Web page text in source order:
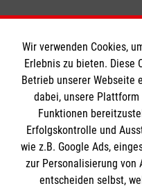
Informationen
Impressum
Datenschutz
Kontakt
Die Malteser
Wir verwenden Cookies,
Erlebnis zu bieten. Diese
Betrieb unserer Webseite
dabei, unsere
Funktionen
Erfolgskontrolle und
wie z.B. Google Ads,
zur Personalisierung von
entscheiden selbst,